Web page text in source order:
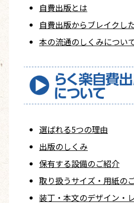
自費出版とは
自費出版からブレイクし
本の流通のしくみについ
選ばれる5つの理由
出版のしくみ
保有する設備のご紹介
取り扱うサイズ・用紙の
装丁・本文のデザイン・